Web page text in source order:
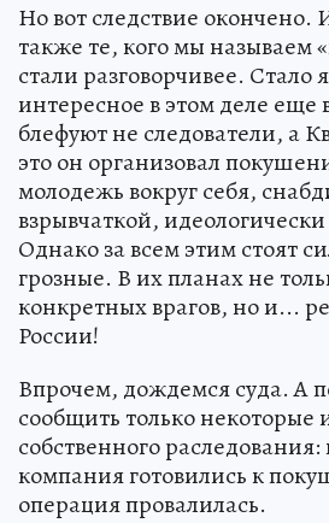
Но вот следствие окончено.
также те, кого мы называем
стали разговорчивее. Стало
интересное в этом деле
блефуют не следователи, а
это он организовал
молодежь вокруг себя,
взрывчаткой,
Однако за всем этим стоят
грозные. В их планах не
конкретных врагов, но и...
России!
Впрочем, дождемся суда. А
сообщить только некоторые
собственного раследования:
компания готовились к
операция провалилась.